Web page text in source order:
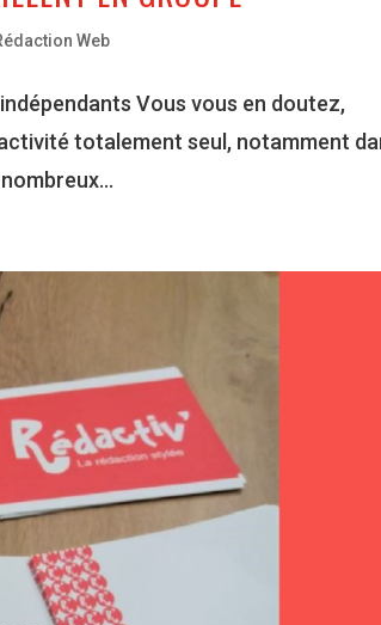
Web
Vous vous en doutez,
totalement seul, notamment